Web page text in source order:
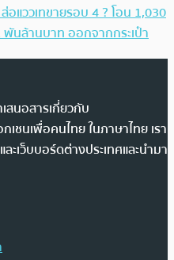
แววเทขายรอบ 4 ? โอน 1,030
พันล้านบาท ออกจากกระเป๋า
สนอสารเกี่ยวกับ
เชนเพื่อคนไทย ในภาษาไทย เรา
เว็บบอร์ดต่างประเทศและนำมา